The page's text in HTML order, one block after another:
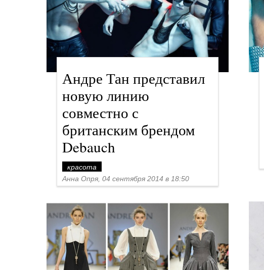
Андре Тан представил
новую линию
совместно с
британским брендом
Debauch
красота
Анна Опря, 04 сентября 2014 в 18:50